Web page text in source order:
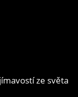
ze světa